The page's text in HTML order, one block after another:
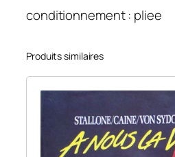
conditionnement : pliee
Produits similaires